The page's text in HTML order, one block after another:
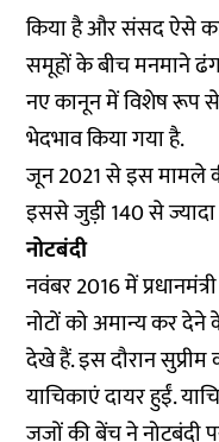
किया है और संसद ऐसे
समूहों के बीच मनमाने
नए कानून में विशेष रूप
भेदभाव किया गया है.
जून 2021 से इस मामले
इससे जुड़ी 140 से
नोटबंदी
नवंबर 2016 में
नोटों को अमान्य कर
देखे हैं. इस दौरान
याचिकाएं दायर हुईं.
जजों की बेंच ने नोटबंदी